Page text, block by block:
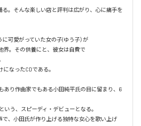
。そんな楽しい店と評判は広がり、心に痛手を
可愛がっていた女の子(ゆう子）が
界。その供養にと、彼女は自費で
なったCDである。
あり作曲家でもある小田純平氏の目に留まり、6
いう、スピーディ・デビューとなる。
で、小田氏が作り上げる独特な女心を歌い上げ